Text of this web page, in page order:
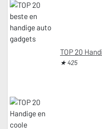
TOP 20
★ 425